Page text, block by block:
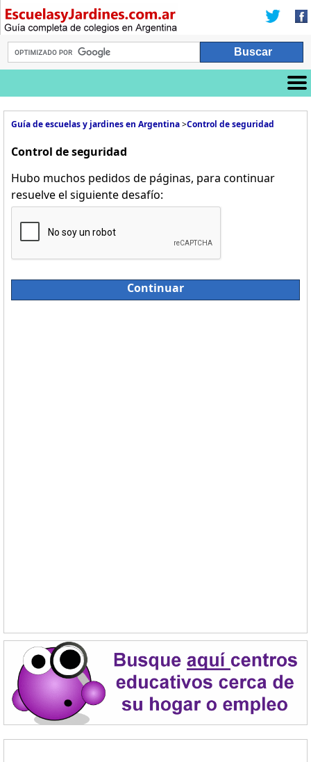
Guía de escuelas y jardines en Argentina>Control de seguridad
Control de seguridad
Hubo muchos pedidos de páginas, para continuar
resuelve el siguiente desafío:
Continuar